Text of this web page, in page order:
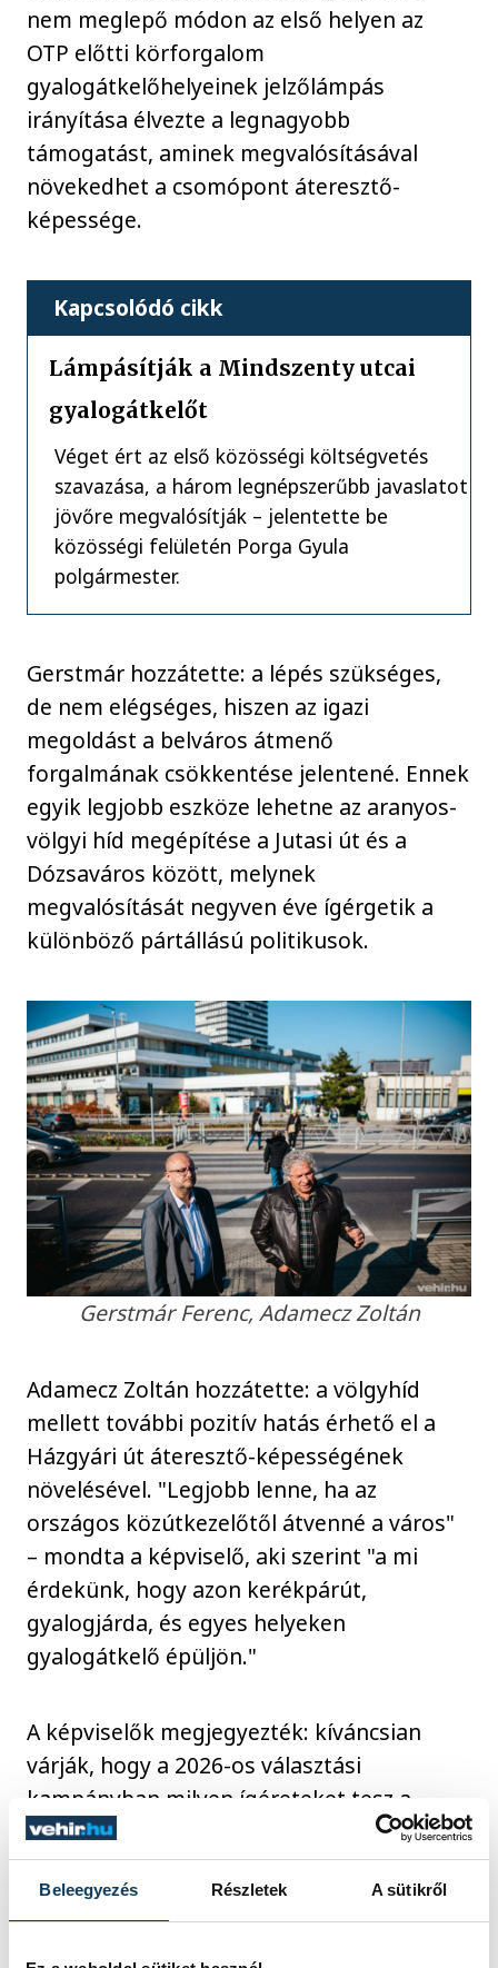
Beleegyezés Részletek A sütikről
nem meglepő módon az első helyen az
OTP előtti körforgalom
gyalogátkelőhelyeinek jelzőlámpás
irányítása élvezte a legnagyobb
támogatást, aminek megvalósításával
növekedhet a csomópont áteresztő-
képessége.
Kapcsolódó cikk
Lámpásítják a Mindszenty utcai
gyalogátkelőt
Véget ért az első közösségi költségvetés
szavazása, a három legnépszerűbb javaslatot
jövőre megvalósítják – jelentette be
közösségi felületén Porga Gyula
polgármester.
Gerstmár hozzátette: a lépés szükséges,
de nem elégséges, hiszen az igazi
megoldást a belváros átmenő
forgalmának csökkentése jelentené. Ennek
egyik legjobb eszköze lehetne az aranyos-
völgyi híd megépítése a Jutasi út és a
Dózsaváros között, melynek
megvalósítását negyven éve ígérgetik a
különböző pártállású politikusok.
Gerstmár Ferenc, Adamecz Zoltán
Adamecz Zoltán hozzátette: a völgyhíd
mellett további pozitív hatás érhető el a
Házgyári út áteresztő-képességének
növelésével. "Legjobb lenne, ha az
országos közútkezelőtől átvenné a város"
– mondta a képviselő, aki szerint "a mi
érdekünk, hogy azon kerékpárút,
gyalogjárda, és egyes helyeken
gyalogátkelő épüljön."
A képviselők megjegyezték: kíváncsian
várják, hogy a 2026-os választási
kampányban milyen ígéreteket tesz a
közlekedés-fejlesztéssel kapcsolatban a
Fidesz vagy a Tisza jelöltje.